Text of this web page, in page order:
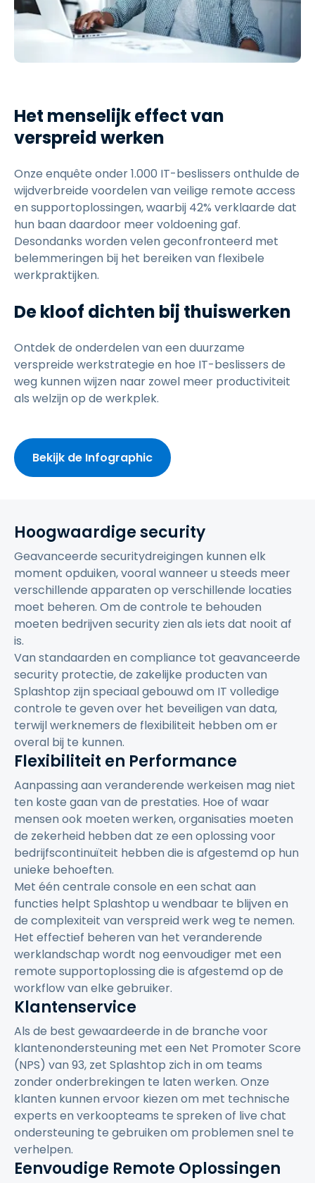
Het menselijk effect van
verspreid werken
Onze enquête onder 1.000 IT-beslissers onthulde de
wijdverbreide voordelen van veilige remote access
en supportoplossingen, waarbij 42% verklaarde dat
hun baan daardoor meer voldoening gaf.
Desondanks worden velen geconfronteerd met
belemmeringen bij het bereiken van flexibele
werkpraktijken.
De kloof dichten bij thuiswerken
Ontdek de onderdelen van een duurzame
verspreide werkstrategie en hoe IT-beslissers de
weg kunnen wijzen naar zowel meer productiviteit
als welzijn op de werkplek.
Bekijk de Infographic
Hoogwaardige security
Geavanceerde securitydreigingen kunnen elk
moment opduiken, vooral wanneer u steeds meer
verschillende apparaten op verschillende locaties
moet beheren. Om de controle te behouden
moeten bedrijven security zien als iets dat nooit af
is.
Van standaarden en compliance tot geavanceerde
security protectie, de zakelijke producten van
Splashtop zijn speciaal gebouwd om IT volledige
controle te geven over het beveiligen van data,
terwijl werknemers de flexibiliteit hebben om er
overal bij te kunnen.
Flexibiliteit en Performance
Aanpassing aan veranderende werkeisen mag niet
ten koste gaan van de prestaties. Hoe of waar
mensen ook moeten werken, organisaties moeten
de zekerheid hebben dat ze een oplossing voor
bedrijfscontinuïteit hebben die is afgestemd op hun
unieke behoeften.
Met één centrale console en een schat aan
functies helpt Splashtop u wendbaar te blijven en
de complexiteit van verspreid werk weg te nemen.
Het effectief beheren van het veranderende
werklandschap wordt nog eenvoudiger met een
remote supportoplossing die is afgestemd op de
workflow van elke gebruiker.
Klantenservice
Als de best gewaardeerde in de branche voor
klantenondersteuning met een Net Promoter Score
(NPS) van 93, zet Splashtop zich in om teams
zonder onderbrekingen te laten werken. Onze
klanten kunnen ervoor kiezen om met technische
experts en verkoopteams te spreken of live chat
ondersteuning te gebruiken om problemen snel te
verhelpen.
Eenvoudige Remote Oplossingen